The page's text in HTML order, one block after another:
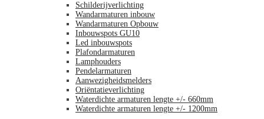
Schilderijverlichting
Wandarmaturen inbouw
Wandarmaturen Opbouw
Inbouwspots GU10
Led inbouwspots
Plafondarmaturen
Lamphouders
Pendelarmaturen
Aanwezigheidsmelders
Oriëntatieverlichting
Waterdichte armaturen lengte +/- 660mm
Waterdichte armaturen lengte +/- 1200mm